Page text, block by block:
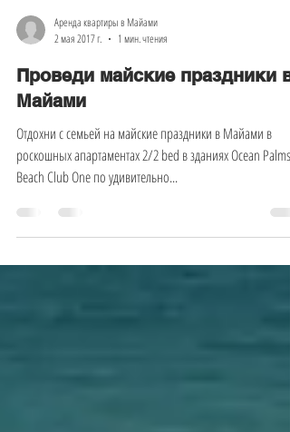
Аренда квартиры в Майами
2 мая 2017 г.
Проведи майские праздники в
Майами
Отдохни с семьей на майские праздники в Майами в
роскошных апартаментах 2/2 bed в зданиях Ocean Palms и